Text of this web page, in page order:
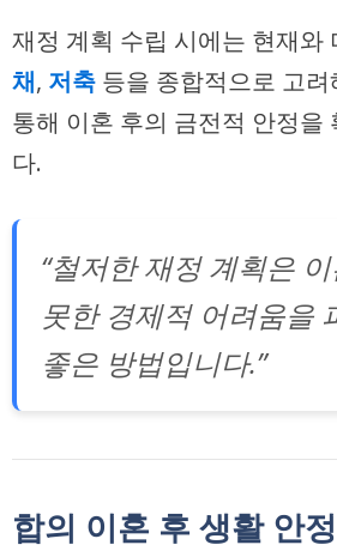
재정 계획 수립 시에는 현재와
채, 저축 등을 종합적으로 고
통해 이혼 후의 금전적 안정을
다.
“철저한 재정 계획은
못한 경제적 어려움을
좋은 방법입니다.”
합의 이혼 후 생활 안